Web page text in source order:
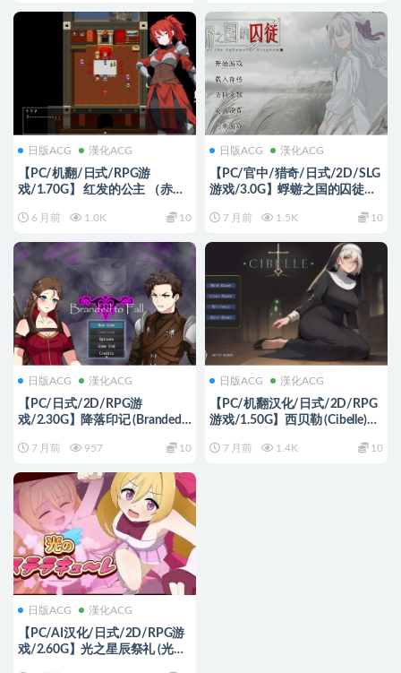
日版ACG 漢化ACG
【PC/机翻/日式/RPG游
戏/1.70G】 红发的公主 （赤髪
式RPG游戏+1.70G
6 月前 1.0K 10
日版ACG 漢化ACG
【PC/官中/猎奇/日式/2D/SLG
游戏/3.0G】蜉蝣之国的囚徒
Kingdom) 官方中文版+猎奇+日
7 月前 1.5K 10
日版ACG 漢化ACG
【PC/日式/2D/RPG游
戏/2.30G】降落印记 (Branded
式2DRPG游戏+2.30G
7 月前 957 10
日版ACG 漢化ACG
【PC/机翻汉化/日式/2D/RPG
游戏/1.50G】西贝勒 (Cibelle)
2DRPG游戏+1.50G
7 月前 1.4K 10
日版ACG 漢化ACG
【PC/AI汉化/日式/2D/RPG游
戏/2.60G】光之星辰祭礼 (光の